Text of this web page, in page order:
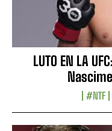
LUTO EN LA
#NTF